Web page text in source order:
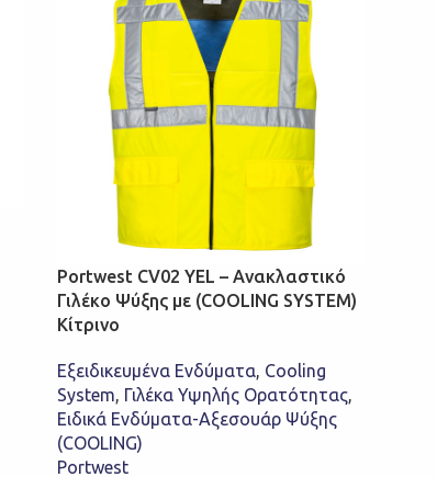
Portwest CV02 YEL – Ανακλαστικό
Γιλέκο Ψύξης με (COOLING SYSTEM)
Κίτρινο
Εξειδικευμένα Ενδύματα, Cooling
System, Γιλέκα Υψηλής Ορατότητας,
Ειδικά Ενδύματα-Αξεσουάρ Ψύξης
(COOLING)
Portwest